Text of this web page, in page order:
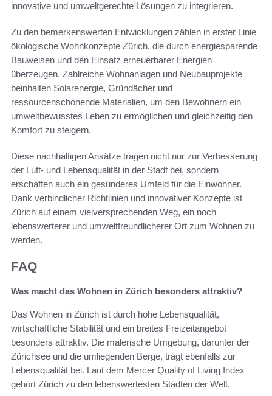
innovative und umweltgerechte Lösungen zu integrieren.
Zu den bemerkenswerten Entwicklungen zählen in erster Linie
ökologische Wohnkonzepte Zürich, die durch energiesparende
Bauweisen und den Einsatz erneuerbarer Energien
überzeugen. Zahlreiche Wohnanlagen und Neubauprojekte
beinhalten Solarenergie, Gründächer und
ressourcenschonende Materialien, um den Bewohnern ein
umweltbewusstes Leben zu ermöglichen und gleichzeitig den
Komfort zu steigern.
Diese nachhaltigen Ansätze tragen nicht nur zur Verbesserung
der Luft- und Lebensqualität in der Stadt bei, sondern
erschaffen auch ein gesünderes Umfeld für die Einwohner.
Dank verbindlicher Richtlinien und innovativer Konzepte ist
Zürich auf einem vielversprechenden Weg, ein noch
lebenswerterer und umweltfreundlicherer Ort zum Wohnen zu
werden.
FAQ
Was macht das Wohnen in Zürich besonders attraktiv?
Das Wohnen in Zürich ist durch hohe Lebensqualität,
wirtschaftliche Stabilität und ein breites Freizeitangebot
besonders attraktiv. Die malerische Umgebung, darunter der
Zürichsee und die umliegenden Berge, trägt ebenfalls zur
Lebensqualität bei. Laut dem Mercer Quality of Living Index
gehört Zürich zu den lebenswertesten Städten der Welt.